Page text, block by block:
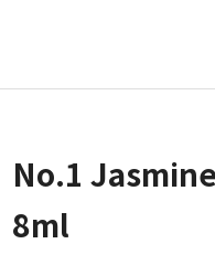
No.1
8ml